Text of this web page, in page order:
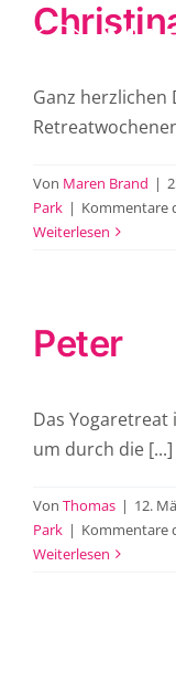
Zum
Inhalt
Home
Öle
Instagram
Ganz herzlichen
Von Maren Brand |
Park | Kommentare
Weiterlesen
Peter
Das
um durch die [...]
Von Thomas | 12.
Park | Kommentare
Weiterlesen